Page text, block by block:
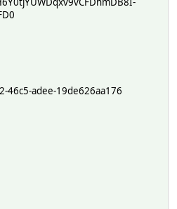
adee-19de626aa176